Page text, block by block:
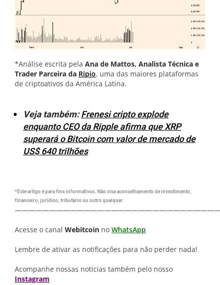
*Análise escrita pela Ana de Mattos, Analista Técnica e
Trader Parceira da Ripio, uma das maiores plataformas
de criptoativos da América Latina.
Veja também:Frenesi cripto explode
enquanto CEO da Ripple afirma que XRP
superará o Bitcoin com valor de mercado de
US$ 640 trilhões
*Este artigo é para fins informativos. Não visa aconselhamento de investimento,
financeiro, jurídico, tributário ou outro qualquer.
Acesse o canal Webitcoin no WhatsApp
Lembre de ativar as notificações para não perder nada!
Acompanhe nossas notícias também pelo nosso
Instagram